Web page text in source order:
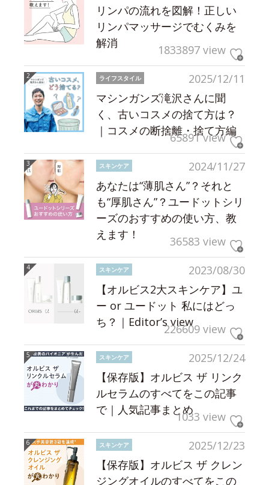
リンパの流れを図解！正しい
リンパマッサージでむくみを
解消
1833897 view
2025/12/11
ライフスタイル
マシンガンズ滝沢さんに聞
く、古いコスメの捨て方は？
｜コスメの断捨離・捨て方編
65891 view
2024/11/27
スキンケア
あなたは“薄肌さん”？それと
も“厚肌さん”？ユードットシリ
ーズのおすすめの使い方、教
えます！
36583 view
2023/08/30
スキンケア
【オルビス2大スキンケア】ユ
ー or ユードット 私にはどっ
ち？｜Editor’s view226609 view
2025/12/24
スキンケア
【保存版】オルビス ザ リンク
ルセラムのすべてをこの記事
で｜人気記事まとめ1033 view
2025/12/23
スキンケア
【保存版】オルビス ザ クレン
ジングオイルのすべてをこの